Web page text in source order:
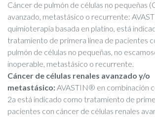
Cáncer de pulmón de células no pequeñas
avanzado, metastásico o recurrente:
quimioterapia basada en platino, está
tratamiento de primera línea de pacientes
pulmón de células no pequeñas, no
inoperable, metastásico o recurrente.
Cáncer de células renales avanzado y/o
metastásico: AVASTIN® en combinación
2a está indicado como tratamiento de
pacientes con cáncer de células renales